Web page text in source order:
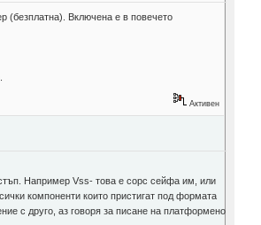
(безплатна). Включена е в повечето
Активен
Например Vss- това е сорс сейфа им, или
компоненти които пристигат под формата
с друго, аз говоря за писане на платформено